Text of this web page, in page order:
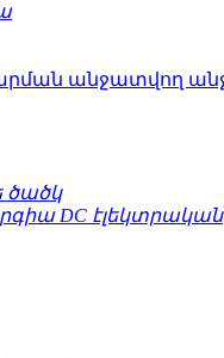
ծածկ
DC էլեկտրական